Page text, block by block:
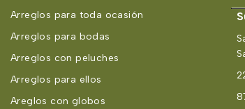
Arreglos para toda ocasión
Arreglos para bodas
Arreglos con peluches
Arreglos para ellos
Areglos con globos